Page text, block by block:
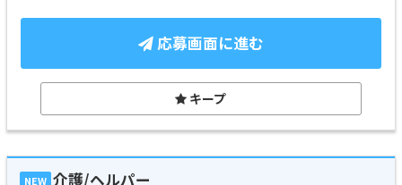
応募画面に進む
キープ
NEW 介護/ヘルパー